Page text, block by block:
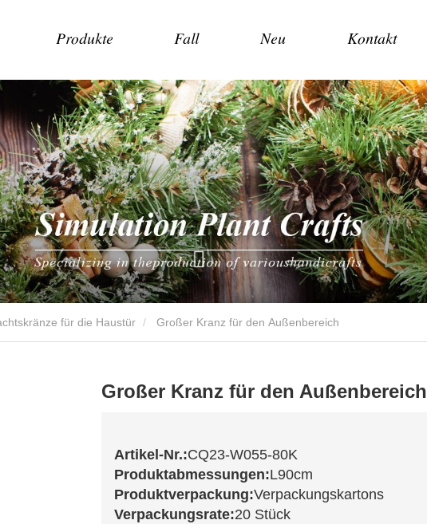
Produkte Fall Neu Kontakt
für die Haustür Großer Kranz für den Außenbereich
Großer Kranz für den Außenbereich
Artikel-Nr.:CQ23-W055-80K
Produktabmessungen:L90cm
Produktverpackung:Verpackungskartons
Verpackungsrate:20 Stück